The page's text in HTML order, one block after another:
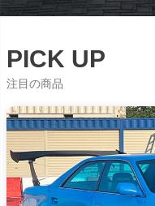
PICK UP
注目の商品